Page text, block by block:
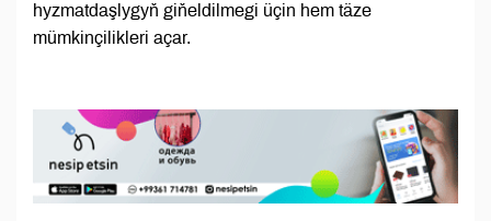
hyzmatdaşlygyň giňeldilmegi üçin hem täze
mümkinçilikleri açar.